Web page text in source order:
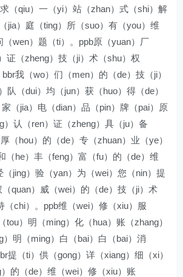
（qiu）一（yi）站（zhan）式（shi）解
jia）庭（ting）所（suo）有（you）维
（wen）题（ti）。ppb原（yuan）厂
证（zheng）技（ji）术（shu）权
bbr我（wo）们（men）的（de）技（ji）
队（dui）均（jun）获（huo）得（de）
（jia）电（dian）品（pin）牌（pai）原
）认（ren）证（zheng）具（ju）备
（hou）的（de）专（zhuan）业（ye）
（he）丰（feng）富（fu）的（de）维
（jing）验（yan）为（wei）您（nin）提
（quan）威（wei）的（de）技（ji）术
（chi）。ppb维（wei）修（xiu）服
tou）明（ming）化（hua）账（zhang）
）明（ming）白（bai）白（bai）消
提（ti）供（gong）详（xiang）细（xi）
的（de）维（wei）修（xiu）账